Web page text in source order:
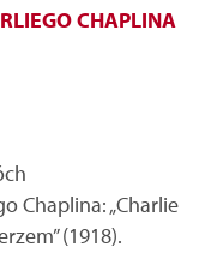
CHAPLINA
Chaplina: „Charlie
(1918).